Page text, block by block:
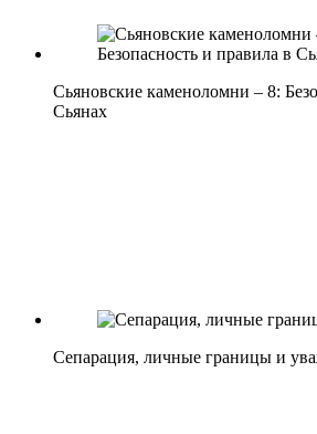
Сьяновские каменоломни – 8:
Сьянах
Сепарация, личные границы и